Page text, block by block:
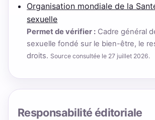
Organisation mondiale de la
sexuelle
Permet de vérifier : Cadre général
sexuelle fondé sur le bien-être, le
droits. Source consultée le 27 juillet 2026.
Responsabilité éditoriale